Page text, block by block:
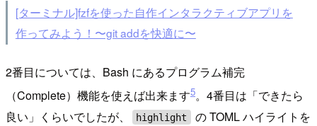
[ターミナル]fzfを使った自作インタラクティブアプリを
作ってみよう！〜git addを快適に〜
2番目については、Bash にあるプログラム補完
（Complete）機能を使えば出来ます5。4番目は「できたら
良い」くらいでしたが、
highlight
の TOML ハイライトを